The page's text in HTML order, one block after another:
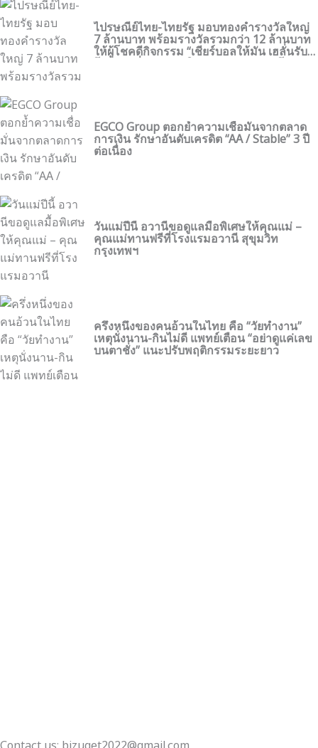
ไปรษณีย์ไทย-ไทยรัฐ มอบทองคำรางวัลใหญ่
7 ล้านบาท พร้อมรางวัลรวมกว่า 12 ล้านบาท
ให้ผู้โชคดีกิจกรรม “เชียร์บอลให้มัน เฮลั่นรับ
EGCO Group ตอกย้ำความเชื่อมั่นจากตลาด
การเงิน รักษาอันดับเครดิต “AA / Stable” 3 ปี
ต่อเนื่อง
วันแม่ปีนี้ อวานีขอดูแลมื้อพิเศษให้คุณแม่ –
คุณแม่ทานฟรีที่โรงแรมอวานี สุขุมวิท
กรุงเทพฯ
ครึ่งหนึ่งของคนอ้วนในไทย คือ “วัยทำงาน”
เหตุนั่งนาน-กินไม่ดี แพทย์เตือน “อย่าดูแค่เลข
บนตาชั่ง” แนะปรับพฤติกรรมระยะยาว